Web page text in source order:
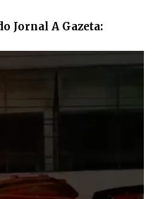
Jornal A Gazeta: